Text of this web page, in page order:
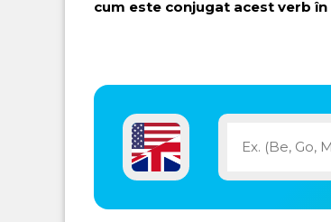
cum este conjugat acest verb